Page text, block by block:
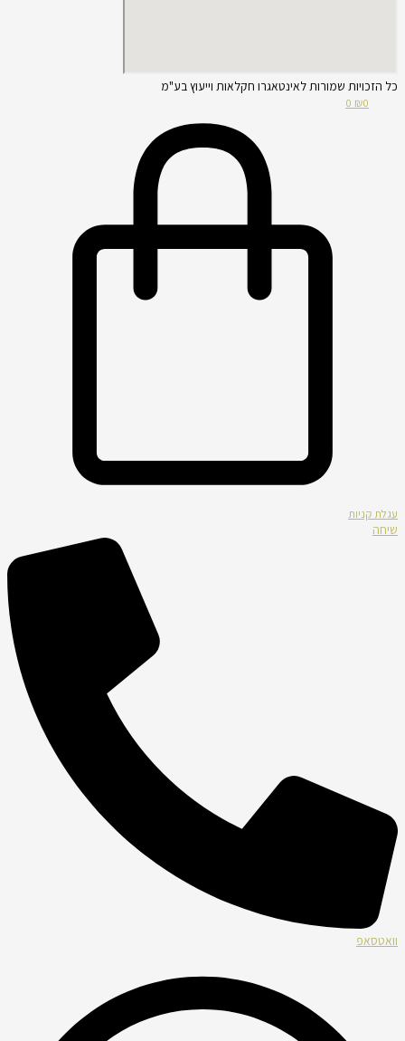
כל הזכויות שמורות לאינטאגרו חקלאות וייעוץ בע"מ
₪0
0
עגלת קניות
שיחה
וואטסאפ